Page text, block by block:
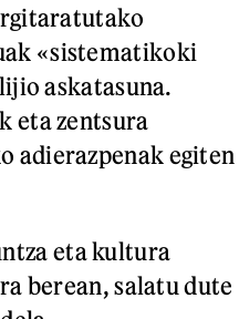
«sistematikoki
askatasuna.
eta zentsura
adierazpenak egiten
eta kultura
berean, salatu dute